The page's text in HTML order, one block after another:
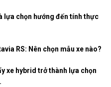
chọn hướng đến tính thực
RS: Nên chọn mẫu xe nào?
xe hybrid trở thành lựa chọn